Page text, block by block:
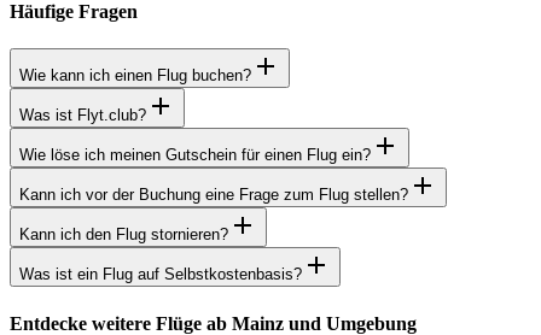
Häufige Fragen
Wie kann ich einen Flug buchen?
Was ist Flyt.club?
Wie löse ich meinen Gutschein für einen Flug ein?
Kann ich vor der Buchung eine Frage zum Flug stellen?
Kann ich den Flug stornieren?
Was ist ein Flug auf Selbstkostenbasis?
Entdecke weitere Flüge ab Mainz und Umgebung